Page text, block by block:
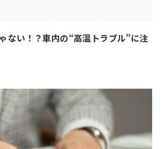
ない！？車内の“高温トラブル”に注